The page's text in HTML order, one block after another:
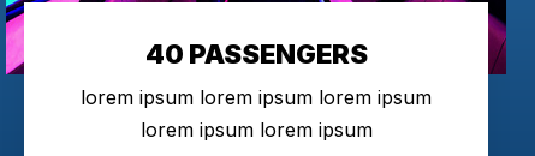
40 PASSENGERS
lorem ipsum lorem ipsum lorem ipsum
lorem ipsum lorem ipsum